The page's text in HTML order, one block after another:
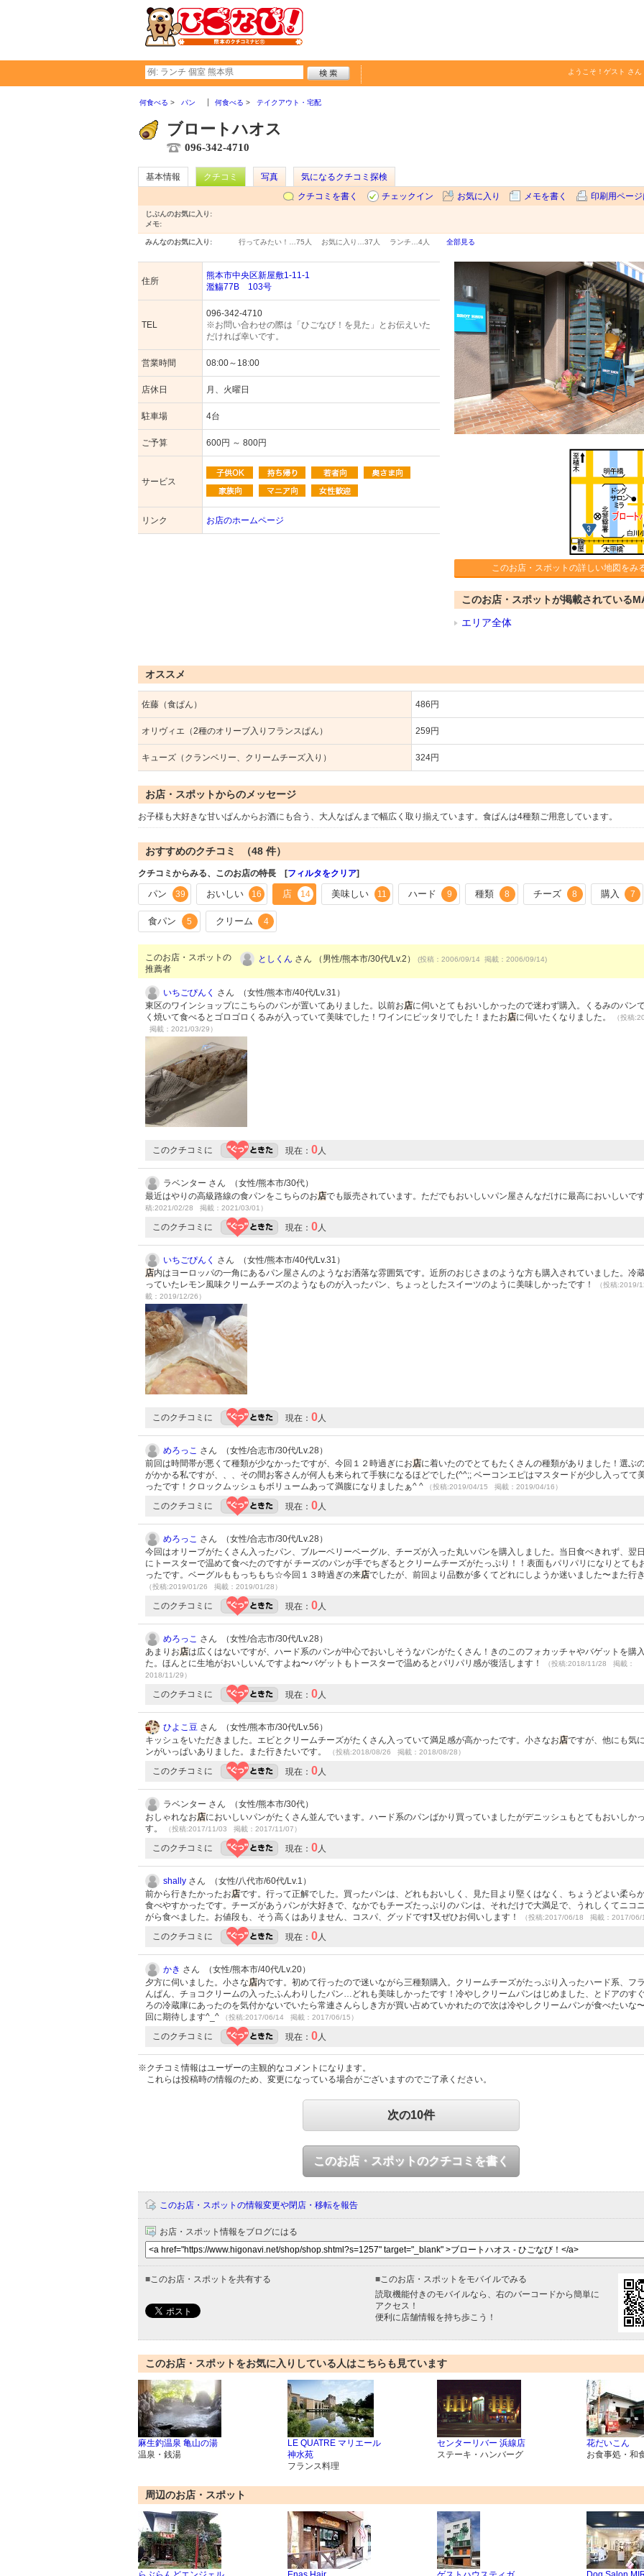
ようこそ！ ゲスト さん
何食べる パン 何食べる テイクアウト・宅配
ブロートハオス
096-342-4710
基本情報 クチコミ 写真
気になるクチコミ探検
クチコミを書く
チェックイン お気に入り メモを書く 印刷用ページ
じぶんのお気に入り:
メモ:
みんなのお気に入り: 行ってみたい！… 75人 お気に入り… 37人 ランチ… 4人 全部見る
住所
熊本市中央区新屋敷1-11-1
濫觴77B 103号
TEL
096-342-4710
※お問い合わせの際は「ひごなび！を見た」とお伝えいた
だければ幸いです。
営業時間 08:00～18:00
店休日 月、火曜日
駐車場 4台
ご予算 600円 ～ 800円
サービス
リンク お店のホームページ
このお店・スポットの詳しい地図をみ
このお店・スポットが掲載されている
エリア全体
オススメ
佐藤（食ぱん） 486円
オリヴィエ（2種のオリーブ入りフランスぱん） 259円
キューズ（クランベリー、クリームチーズ入り） 324円
お店・スポットからのメッセージ
お子様も大好きな甘いぱんからお酒にも合う、大人なぱんまで幅広く取り揃えています。食ぱんは4種類ご用意しています。
おすすめのクチコミ （48 件）
クチコミからみる、このお店の特長 [フィルタをクリア]
パン 39 おいしい 16 店 14 美味しい 11 ハード 9 種類 8 チーズ 8 購入 7
食パン 5 クリーム 4
このお店・スポットの
推薦者
としくん さん （男性/熊本市/30代/Lv.2） (投稿：2006/09/14 掲載：2006/09/14)
いちごぴんく さん （女性/熊本市/40代/Lv.31）
東区のワインショップにこちらのパンが置いてありました。以前お店に伺いとてもおいしかったので迷わず購入。くるみのパン
く焼いて食べるとゴロゴロくるみが入っていて美味でした！ワインにピッタリでした！またお店に伺いたくなりました。
（投稿
掲載：2021/03/29）
このクチコミに 現在： 0人
ラベンター さん （女性/熊本市/30代）
最近はやりの高級路線の食パンをこちらのお店でも販売されています。ただでもおいしいパン屋さんなだけに最高においしいで
稿:2021/02/28 掲載：2021/03/01）
このクチコミに 現在： 0人
いちごぴんく さん （女性/熊本市/40代/Lv.31）
店内はヨーロッパの一角にあるパン屋さんのようなお洒落な雰囲気です。近所のおじさまのような方も購入されていました。冷
っていたレモン風味クリームチーズのようなものが入ったパン、ちょっとしたスイーツのように美味しかったです！
（投稿
載：2019/12/26）
このクチコミに 現在： 0人
めろっこ さん （女性/合志市/30代/Lv.28）
前回は時間帯が悪くて種類が少なかったですが、今回１２時過ぎにお店に着いたのでとてもたくさんの種類がありました！選ぶ
がかかる私ですが、、、その間お客さんが何人も来られて手狭になるほどでした(^^;; ベーコンエピはマスタードが少し入ってて
ったです！クロックムッシュもボリュームあって満腹になりましたぁ^ ^
（投稿:2019/04/15 掲載：2019/04/16）
このクチコミに 現在： 0人
めろっこ さん （女性/合志市/30代/Lv.28）
今回はオリーブがたくさん入ったパン、ブルーベリーベーグル、チーズが入った丸いパンを購入しました。当日食べきれず、翌
にトースターで温めて食べたのですが チーズのパンが手でちぎるとクリームチーズがたっぷり！！表面もパリパリになりとても
ったです。ベーグルももっちもち☆今回１３時過ぎの来店でしたが、前回より品数が多くてどれにしようか迷いました〜また行き
（投稿:2019/01/26 掲載：2019/01/28）
このクチコミに 現在： 0人
めろっこ さん （女性/合志市/30代/Lv.28）
あまりお店は広くはないですが、ハード系のパンが中心でおいしそうなパンがたくさん！きのこのフォカッチャやバゲットを購
た。ほんとに生地がおいしいんですよね〜バゲットもトースターで温めるとパリパリ感が復活します！
（投稿:2018/11/28 掲載：
2018/11/29）
このクチコミに 現在： 0人
ひよこ豆 さん （女性/熊本市/30代/Lv.56）
キッシュをいただきました。エビとクリームチーズがたくさん入っていて満足感が高かったです。小さなお店ですが、他にも気
ンがいっぱいありました。また行きたいです。
（投稿:2018/08/26 掲載：2018/08/28）
このクチコミに 現在： 0人
ラベンター さん （女性/熊本市/30代）
おしゃれなお店においしいパンがたくさん並んでいます。ハード系のパンばかり買っていましたがデニッシュもとてもおいしか
す。
（投稿:2017/11/03 掲載：2017/11/07）
このクチコミに 現在： 0人
shally さん （女性/八代市/60代/Lv.1）
前から行きたかったお店です。行って正解でした。買ったパンは、どれもおいしく、見た目より堅くはなく、ちょうどよい柔らか
食べやすかったです。チーズがあうパンが大好きで、なかでもチーズたっぷりのパンは、それだけで大満足で、うれしくてニコ
がら食べました。お値段も、そう高くはありません、コスパ、グッドです❗又ぜひお伺いします！
（投稿:2017/06/18 掲載：2017/06/
このクチコミに 現在： 0人
かき さん （女性/熊本市/40代/Lv.20）
夕方に伺いました。小さな店内です。初めて行ったので迷いながら三種類購入。クリームチーズがたっぷり入ったハード系、フ
んぱん、チョコクリームの入ったふんわりしたパン…どれも美味しかったです！冷やしクリームパンはじめました、とドアのす
ろの冷蔵庫にあったのを気付かないでいたら常連さんらしき方が買い占めていかれたので次は冷やしクリームパンが食べたいな
回に期待します^_^
（投稿:2017/06/14 掲載：2017/06/15）
このクチコミに 現在： 0人
※クチコミ情報はユーザーの主観的なコメントになります。
これらは投稿時の情報のため、変更になっている場合がございますのでご了承ください。
次の10件
このお店・スポットのクチコミを書く
このお店・スポットの情報変更や閉店・移転を報告
お店・スポット情報をブログにはる
■このお店・スポットを共有する ■このお店・スポットをモバイルでみる
読取機能付きのモバイルなら、右のバーコードから簡単に
アクセス！
便利に店舗情報を持ち歩こう！
このお店・スポットをお気に入りしている人はこちらも見ています
麻生釣温泉 亀山の湯
温泉・銭湯
LE QUATRE マリエール
神水苑
フランス料理
センターリバー 浜線店
ステーキ・ハンバーグ
花だいこん
お食事処・和
周辺のお店・スポット